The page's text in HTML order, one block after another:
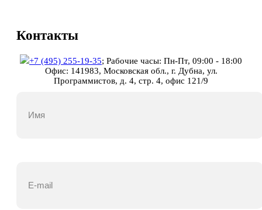
Контакты
+7 (495) 255-19-35; Рабочие часы: Пн-Пт, 09:00 - 18:00
Офис: 141983, Московская обл., г. Дубна, ул.
Программистов, д. 4, стр. 4, офис 121/9